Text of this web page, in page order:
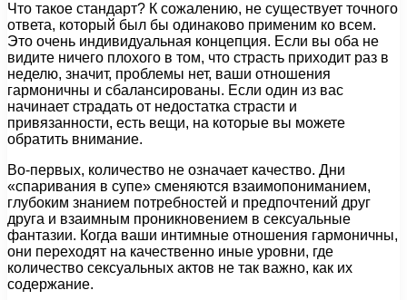
Что такое стандарт? К сожалению, не существует точного
ответа, который был бы одинаково применим ко всем.
Это очень индивидуальная концепция. Если вы оба не
видите ничего плохого в том, что страсть приходит раз в
неделю, значит, проблемы нет, ваши отношения
гармоничны и сбалансированы. Если один из вас
начинает страдать от недостатка страсти и
привязанности, есть вещи, на которые вы можете
обратить внимание.
Во-первых, количество не означает качество. Дни
«спаривания в супе» сменяются взаимопониманием,
глубоким знанием потребностей и предпочтений друг
друга и взаимным проникновением в сексуальные
фантазии. Когда ваши интимные отношения гармоничны,
они переходят на качественно иные уровни, где
количество сексуальных актов не так важно, как их
содержание.